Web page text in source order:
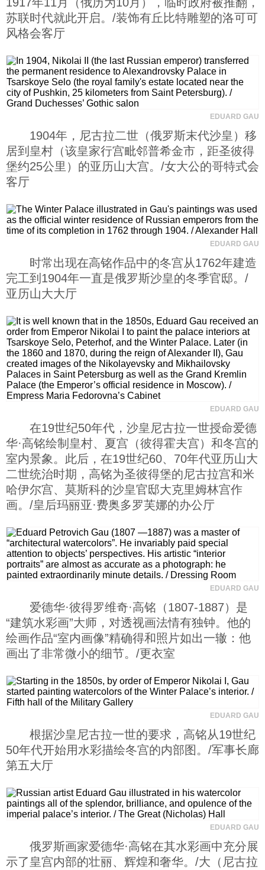
苏联时代就此开启。/装饰有丘比特雕塑的洛可可
风格会客厅
EDUARD GAU
1904年，尼古拉二世（俄罗斯末代沙皇）移
居到皇村（该皇家行宫毗邻普希金市，距圣彼得
堡约25公里）的亚历山大宫。/女大公的哥特式会
客厅
EDUARD GAU
时常出现在高铭作品中的冬宫从1762年建造
完工到1904年一直是俄罗斯沙皇的冬季官邸。/
亚历山大大厅
EDUARD GAU
在19世纪50年代，沙皇尼古拉一世授命爱德
华·高铭绘制皇村、夏宫（彼得霍夫宫）和冬宫的
室内景象。此后，在19世纪60、70年代亚历山大
二世统治时期，高铭为圣彼得堡的尼古拉宫和米
哈伊尔宫、莫斯科的沙皇官邸大克里姆林宫作
画。/皇后玛丽亚·费奥多罗芙娜的办公厅
EDUARD GAU
爱德华·彼得罗维奇·高铭（1807-1887）是
“建筑水彩画”大师，对透视画法情有独钟。他的
绘画作品“室内画像”精确得和照片如出一辙：他
画出了非常微小的细节。/更衣室
EDUARD GAU
根据沙皇尼古拉一世的要求，高铭从19世纪
50年代开始用水彩描绘冬宫的内部图。/军事长廊
第五大厅
EDUARD GAU
俄罗斯画家爱德华·高铭在其水彩画中充分展
示了皇宫内部的壮丽、辉煌和奢华。/大（尼古拉